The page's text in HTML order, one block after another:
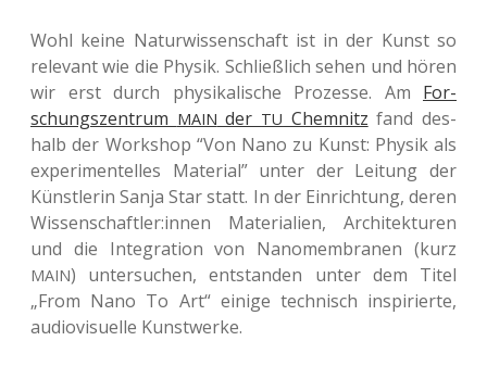
Wohl keine Natur­wis­sen­schaft ist in der Kunst so
rele­vant wie die Physik. Schließ­lich sehen und hören
wir erst durch phy­si­ka­li­sche Pro­zes­se. Am For­
schungs­zen­trum MAIN der TU Chem­nitz fand des­
halb der Work­shop “Von Nano zu Kunst: Physik als
expe­ri­men­tel­les Mate­ri­al” unter der Lei­tung der
Künst­le­rin Sanja Star statt. In der Ein­rich­tung, deren
Wissenschaftler:innen Mate­ria­li­en, Archi­tek­tu­ren
und die Inte­gra­ti­on von Nano­mem­bra­nen (kurz
MAIN) unter­su­chen, ent­stan­den unter dem Titel
„From Nano To Art“ einige tech­nisch inspi­rier­te,
audio­vi­su­el­le Kunstwerke.